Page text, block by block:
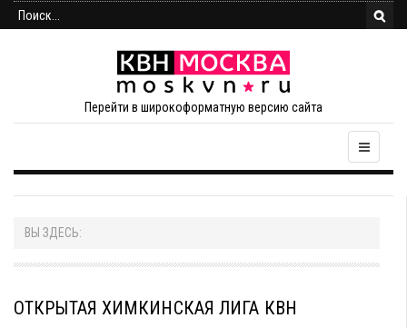
Перейти в широкоформатную версию сайта
ВЫ ЗДЕСЬ:
ОТКРЫТАЯ ХИМКИНСКАЯ ЛИГА КВН